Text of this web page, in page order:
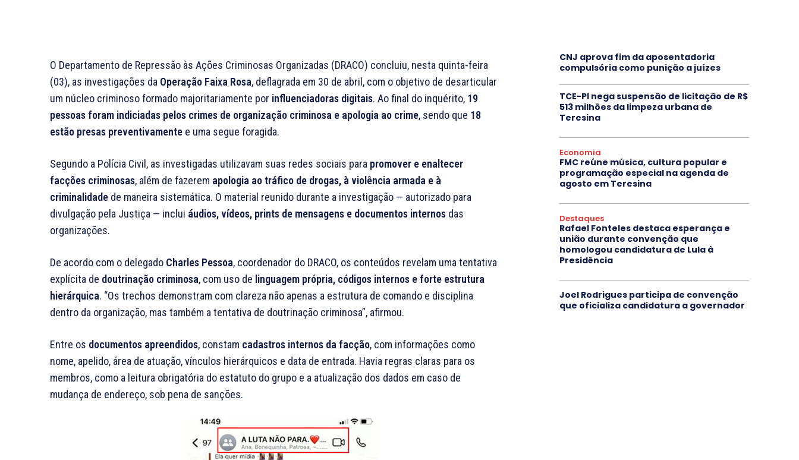
O Departamento de Repressão às Ações Criminosas Organizadas (DRACO) concluiu, nesta quinta-feira
(03), as investigações da Operação Faixa Rosa, deflagrada em 30 de abril, com o objetivo de desarticular
um núcleo criminoso formado majoritariamente por influenciadoras digitais. Ao final do inquérito, 19
pessoas foram indiciadas pelos crimes de organização criminosa e apologia ao crime, sendo que 18
estão presas preventivamente e uma segue foragida.
Segundo a Polícia Civil, as investigadas utilizavam suas redes sociais para promover e enaltecer
facções criminosas, além de fazerem apologia ao tráfico de drogas, à violência armada e à
criminalidade de maneira sistemática. O material reunido durante a investigação — autorizado para
divulgação pela Justiça — inclui áudios, vídeos, prints de mensagens e documentos internos das
organizações.
De acordo com o delegado Charles Pessoa, coordenador do DRACO, os conteúdos revelam uma tentativa
explícita de doutrinação criminosa, com uso de linguagem própria, códigos internos e forte estrutura
hierárquica. “Os trechos demonstram com clareza não apenas a estrutura de comando e disciplina
dentro da organização, mas também a tentativa de doutrinação criminosa”, afirmou.
Entre os documentos apreendidos, constam cadastros internos da facção, com informações como
nome, apelido, área de atuação, vínculos hierárquicos e data de entrada. Havia regras claras para os
membros, como a leitura obrigatória do estatuto do grupo e a atualização dos dados em caso de
mudança de endereço, sob pena de sanções.
CNJ aprova fim da aposentadoria
compulsória como punição a juízes
TCE-PI nega suspensão de licitação de R$
513 milhões da limpeza urbana de
Teresina
Economia
FMC reúne música, cultura popular e
programação especial na agenda de
agosto em Teresina
Destaques
Rafael Fonteles destaca esperança e
união durante convenção que
homologou candidatura de Lula à
Presidência
Joel Rodrigues participa de convenção
que oficializa candidatura a governador